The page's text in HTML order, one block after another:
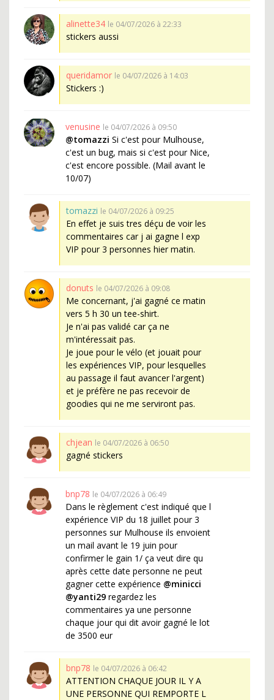
alinette34 le 04/07/2026 à 22:33
stickers aussi
queridamor le 04/07/2026 à 14:03
Stickers :)
venusine le 04/07/2026 à 09:50
@tomazzi Si c'est pour Mulhouse,
c'est un bug, mais si c'est pour Nice,
c'est encore possible. (Mail avant le
10/07)
tomazzi le 04/07/2026 à 09:25
En effet je suis tres déçu de voir les
commentaires car j ai gagne l exp
VIP pour 3 personnes hier matin.
donuts le 04/07/2026 à 09:08
Me concernant, j'ai gagné ce matin
vers 5 h 30 un tee-shirt.
Je n'ai pas validé car ça ne
m'intéressait pas.
Je joue pour le vélo (et jouait pour
les expériences VIP, pour lesquelles
au passage il faut avancer l'argent)
et je préfère ne pas recevoir de
goodies qui ne me serviront pas.
chjean le 04/07/2026 à 06:50
gagné stickers
bnp78 le 04/07/2026 à 06:49
Dans le règlement c'est indiqué que l
expérience VIP du 18 juillet pour 3
personnes sur Mulhouse ils envoient
un mail avant le 19 juin pour
confirmer le gain 1/ ça veut dire qu
après cette date personne ne peut
gagner cette expérience @minicci
@yanti29 regardez les
commentaires ya une personne
chaque jour qui dit avoir gagné le lot
de 3500 eur
bnp78 le 04/07/2026 à 06:42
ATTENTION CHAQUE JOUR IL Y A
UNE PERSONNE QUI REMPORTE L